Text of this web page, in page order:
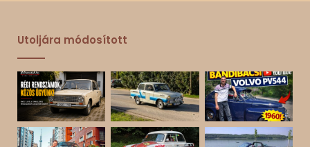
Utoljára módosított